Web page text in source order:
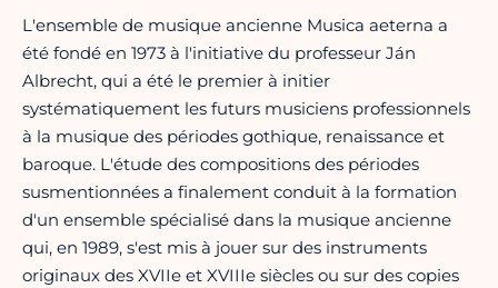
L'ensemble de musique ancienne Musica aeterna a
été fondé en 1973 à l'initiative du professeur Ján
Albrecht, qui a été le premier à initier
systématiquement les futurs musiciens professionnels
à la musique des périodes gothique, renaissance et
baroque. L'étude des compositions des périodes
susmentionnées a finalement conduit à la formation
d'un ensemble spécialisé dans la musique ancienne
qui, en 1989, s'est mis à jouer sur des instruments
originaux des XVIIe et XVIIIe siècles ou sur des copies